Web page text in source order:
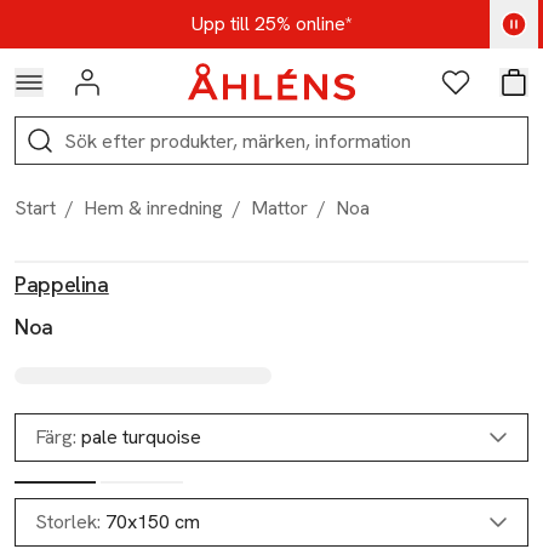
Hoppa till navigationsmenynUpp till 25% online*
Kod: AUG25 - Shoppa nu
Logga in Favoriter
Sök
Start / Hem & inredning / Mattor / Noa
Pappelina
Noa
Färg: pale turquoise
Storlek: 70x150 cm